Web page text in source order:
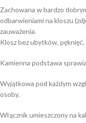
Zachowana w bardzo
odbarwieniami na kloszu
zauważenia.
Klosz bez ubytków, pęknięć,
Kamienna podstawa
Wyjątkowa pod każdym
osoby.
Włącznik umieszczony na